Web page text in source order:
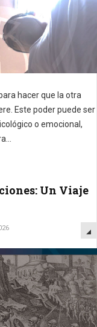
hacer que la otra
Este poder puede ser
o emocional,
Un Viaje